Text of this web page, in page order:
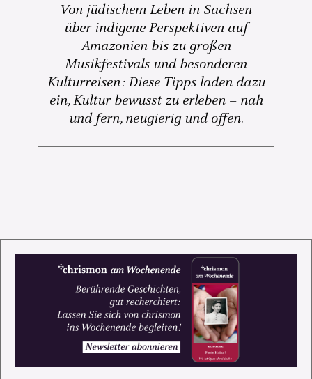
Von jüdischem Leben in Sachsen
über indigene Perspektiven auf
Amazonien bis zu großen
Musikfestivals und besonderen
Kulturreisen: Diese Tipps laden dazu
ein, Kultur bewusst zu erleben – nah
und fern, neugierig und offen.